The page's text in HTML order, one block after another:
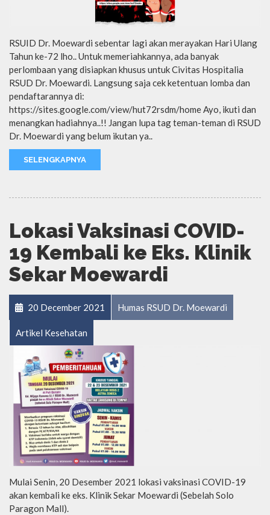
RSUID Dr. Moewardi sebentar lagi akan merayakan Hari Ulang
Tahun ke-72 lho.. Untuk memeriahkannya, ada banyak
perlombaan yang disiapkan khusus untuk Civitas Hospitalia
RSUD Dr. Moewardi. Langsung saja cek ketentuan lomba dan
pendaftarannya di:
https://sites.google.com/view/hut72rsdm/home Ayo, ikuti dan
menangkan hadiahnya..!! Jangan lupa tag teman-teman di RSUD
Dr. Moewardi yang belum ikutan ya..
SELENGKAPNYA
Lokasi Vaksinasi COVID-
19 Kembali ke Eks. Klinik
Sekar Moewardi
20 December 2021 Humas RSUD Dr. Moewardi
Artikel Kesehatan
Mulai Senin, 20 Desember 2021 lokasi vaksinasi COVID-19
akan kembali ke eks. Klinik Sekar Moewardi (Sebelah Solo
Paragon Mall).